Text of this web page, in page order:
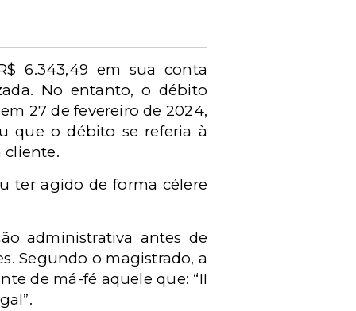
6.343,49 em sua conta
No entanto, o débito
27 de fevereiro de 2024,
que o débito se referia à
cliente.
ter agido de forma célere
administrativa antes de
Segundo o magistrado, a
de má-fé aquele que: “II